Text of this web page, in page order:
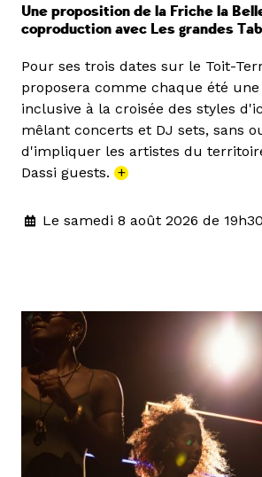
Une proposition de la Friche la
coproduction avec Les grandes
Pour ses trois dates sur le Toit-
proposera comme chaque été
inclusive à la croisée des styles
mêlant concerts et DJ sets, sans
d'impliquer les artistes du
Dassi guests. +
Le samedi 8 août 2026 de